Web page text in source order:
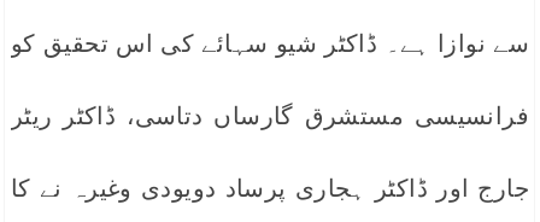
سے نوازا ہے۔ ڈاکٹر شیو سہائے کی اس تحقیق کو
فرانسیسی مستشرق گارساں دتاسی، ڈاکٹر ریٹر
جارج اور ڈاکٹر ہجاری پرساد دویودی وغیرہ نے کا